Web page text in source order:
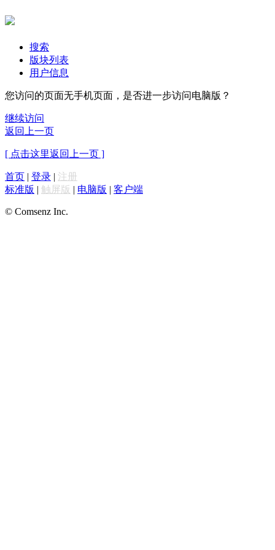
搜索
版块列表
用户信息
您访问的页面无手机页面，是否进一步访问电脑版？
继续访问
返回上一页
[ 点击这里返回上一页 ]
首页 | 登录 | 注册
标准版 | 触屏版 | 电脑版 | 客户端
© Comsenz Inc.